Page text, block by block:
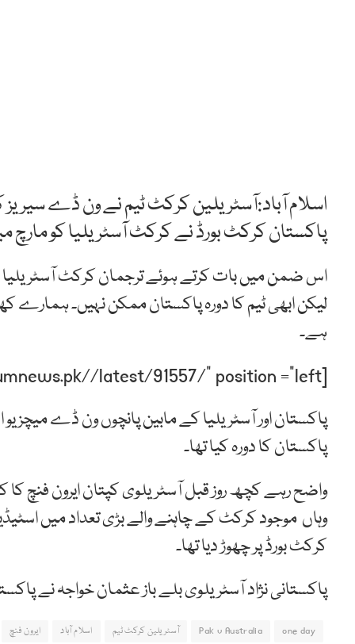
اسلام آباد:آسٹریلین کرکٹ ٹیم نے ون ڈے
پاکستان کرکٹ بورڈ نے کرکٹ آسٹریلیا کو مارچ
اس ضمن میں بات کرتے ہوئے ترجمان کرکٹ آسٹریلیا
لیکن ابھی ٹیم کا دورہ پاکستان ممکن نہیں۔ ہمارے
ہے۔
[post-relate link=”https://humnews.pk//latest/91557/” position =”left”]
پاکستان کا دورہ کیا تھا۔
واضح رہے کچھ روز قبل آسٹریلوی کپتان ایرون فنچ
وہاں موجود کرکٹ کے چاہنے والے بڑی تعداد میں
کرکٹ بورڈ پر چھوڑ دیا تھا۔
پاکستانی نژاد آسٹریلوی بلے باز عثمان خواجہ نے
one day
Pak v Australia آسٹریلین کرکٹ ٹیم اسلام آباد ایرون فنچ